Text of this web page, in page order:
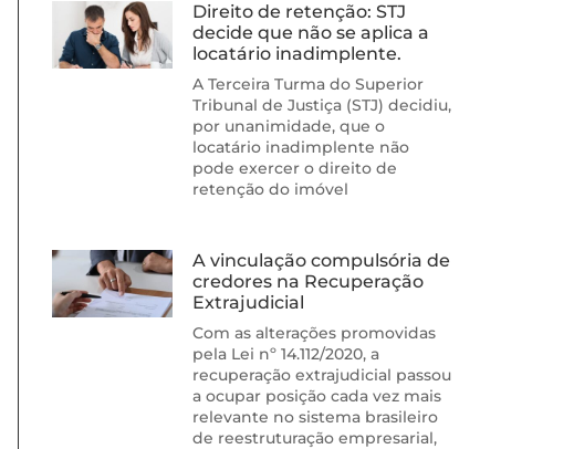
Direito de retenção: STJ
decide que não se aplica a
locatário inadimplente.
A Terceira Turma do Superior
Tribunal de Justiça (STJ) decidiu,
por unanimidade, que o
locatário inadimplente não
pode exercer o direito de
retenção do imóvel
A vinculação compulsória de
credores na Recuperação
Extrajudicial
Com as alterações promovidas
pela Lei nº 14.112/2020, a
recuperação extrajudicial passou
a ocupar posição cada vez mais
relevante no sistema brasileiro
de reestruturação empresarial,